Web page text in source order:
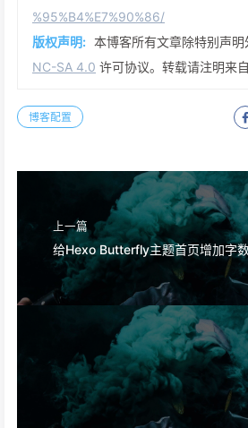
%95%B4%E7%90%86/
版权声明: 本博客所有文章除特别声明
NC-SA 4.0 许可协议。转载请注明来自
博客配置
上一篇
给Hexo Butterfly主题首页增加字